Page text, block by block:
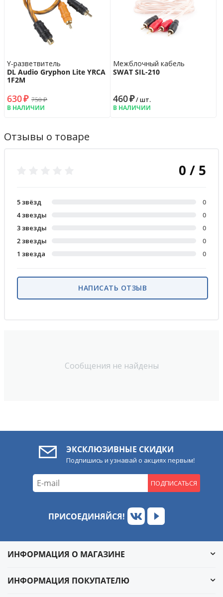
Y-разветвитель
DL Audio Gryphon Lite YRCA
1F2M
630₽ 750₽
В НАЛИЧИИ
Межблочный кабель
SWAT SIL-210
460₽/ шт.
В НАЛИЧИИ
Отзывы о товаре
Сообщения не найдены
0 / 5
5 звёзд
0
4 звезды
0
3 звезды
0
2 звезды
0
1 звезда
0
НАПИСАТЬ ОТЗЫВ
ЭКСКЛЮЗИВНЫЕ СКИДКИ
Подпишись и узнавай о акциях первым!
ПОДПИСАТЬСЯ
ПРИСОЕДИНЯЙСЯ!
ИНФОРМАЦИЯ О МАГАЗИНЕ
ИНФОРМАЦИЯ ПОКУПАТЕЛЮ